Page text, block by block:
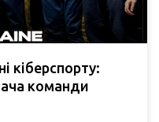
кіберспорту:
команди